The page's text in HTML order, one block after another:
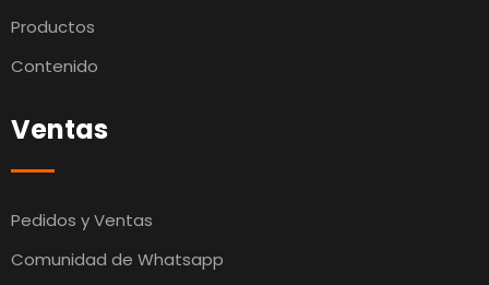
Productos
Contenido
Ventas
Pedidos y Ventas
Comunidad de Whatsapp